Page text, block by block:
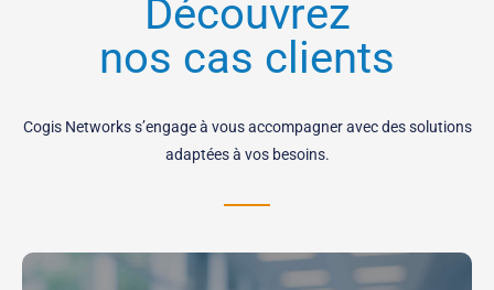
Découvrez
nos cas clients
Cogis Networks s’engage à vous accompagner avec des solutions
adaptées à vos besoins.